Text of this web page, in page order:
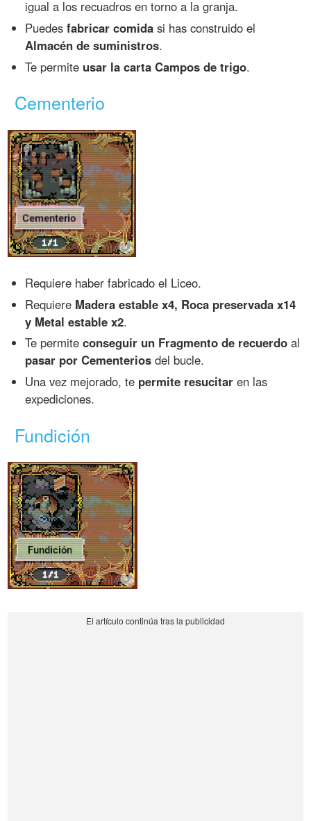
igual a los recuadros en torno a la granja.
Puedesfabricar comida si has construido el
Almacén de suministros.
Te permite usar la carta Campos de trigo.
Cementerio
Requiere haber fabricado el Liceo.
Requiere Madera estable x4, Roca preservada x14
y Metal estable x2.
Te permiteconseguir un Fragmento de recuerdo al
pasar por Cementerios del bucle.
Una vez mejorado, te permite resucitar en las
expediciones.
Fundición